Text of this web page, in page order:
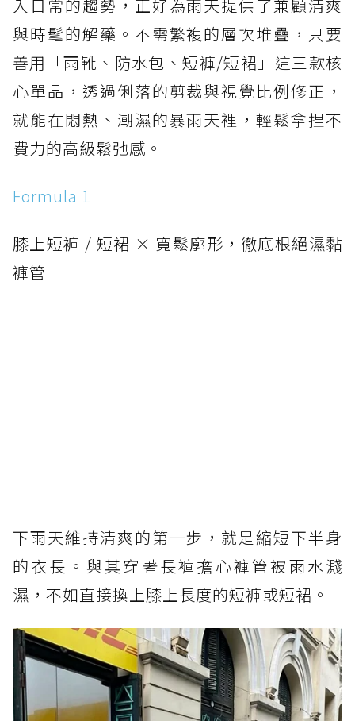
入日常的趨勢，正好為雨天提供了兼顧清爽
與時髦的解藥。不需繁複的層次堆疊，只要
善用「雨靴、防水包、短褲/短裙」這三款核
心單品，透過俐落的剪裁與視覺比例修正，
就能在悶熱、潮濕的暴雨天裡，輕鬆拿捏不
費力的高級鬆弛感。
Formula 1
膝上短褲 / 短裙 × 寬鬆廓形，徹底根絕濕黏
褲管
下雨天維持清爽的第一步，就是縮短下半身
的衣長。與其穿著長褲擔心褲管被雨水濺
濕，不如直接換上膝上長度的短褲或短裙。